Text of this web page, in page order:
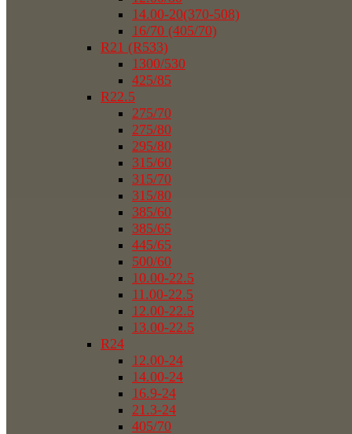
14.00-20(370-508)
16/70 (405/70)
R21 (R533)
1300/530
425/85
R22.5
275/70
275/80
295/80
315/60
315/70
315/80
385/60
385/65
445/65
500/60
10.00-22.5
11.00-22.5
12.00-22.5
13.00-22.5
R24
12.00-24
14.00-24
16.9-24
21.3-24
405/70